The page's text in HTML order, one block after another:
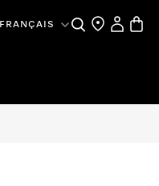
FRANÇAIS SearchFind a store
My